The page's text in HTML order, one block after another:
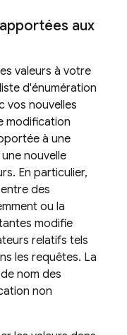
aux
valeurs à votre
d'énumération
vos nouvelles
modification
à une
nouvelle
En particulier,
des
ou la
modifie
relatifs tels
les requêtes. La
nom des
non